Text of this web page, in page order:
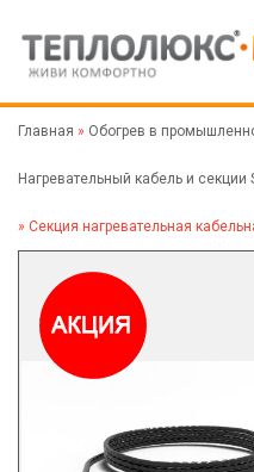
Главная » Обогрев в
Нагревательный кабель и секции
» Секция нагревательная